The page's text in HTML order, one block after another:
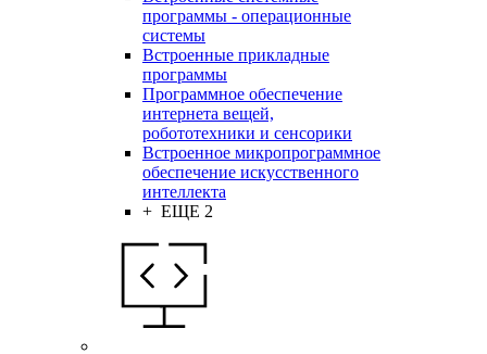
программы - операционные
системы
Встроенные прикладные
программы
Программное обеспечение
интернета вещей,
робототехники и сенсорики
Встроенное микропрограммное
обеспечение искусственного
интеллекта
+ ЕЩЕ 2